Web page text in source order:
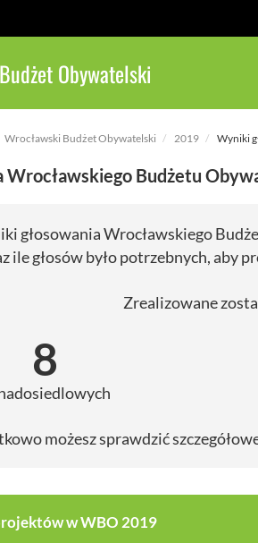
Obywatelski
Wrocławski Budżet Obywatelski 2019 Wyniki
Wrocławskiego Budżetu
głosowania Wrocławskiego
ile głosów było potrzebnych, aby
Zrealizowane
8
możesz sprawdzić
w WBO 2019